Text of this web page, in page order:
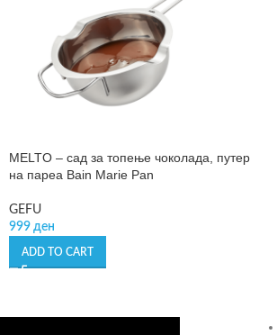
MELTO – сад за топење чоколада, путер
на пареа Bain Marie Pan
GEFU
999 ден
ADD TO CART